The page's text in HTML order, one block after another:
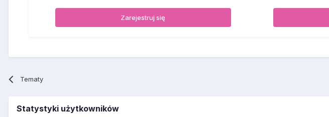
Zarejestruj się
Tematy
Statystyki użytkowników